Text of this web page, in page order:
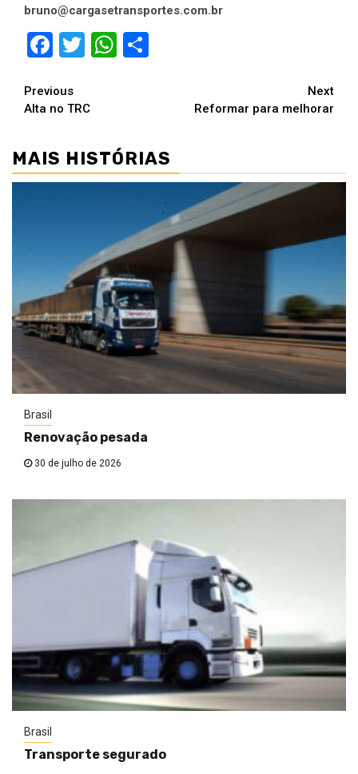
bruno@cargasetransportes.com.br
Facebook
TwitterWhatsApp
Continue
Reading
Previous
Alta no TRC
Next
Reformar para melhorar
MAIS HISTÓRIAS
Brasil
Renovação pesada
30 de julho de 2026
Brasil
Transporte segurado